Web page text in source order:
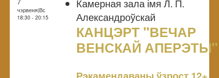
чэрвеня|Вс
18:30 - 20:15
Камерная зала імя Л. П.
Александроўскай
КАНЦЭРТ "ВЕЧАР
ВЕНСКАЙ АПЕРЭТЫ"